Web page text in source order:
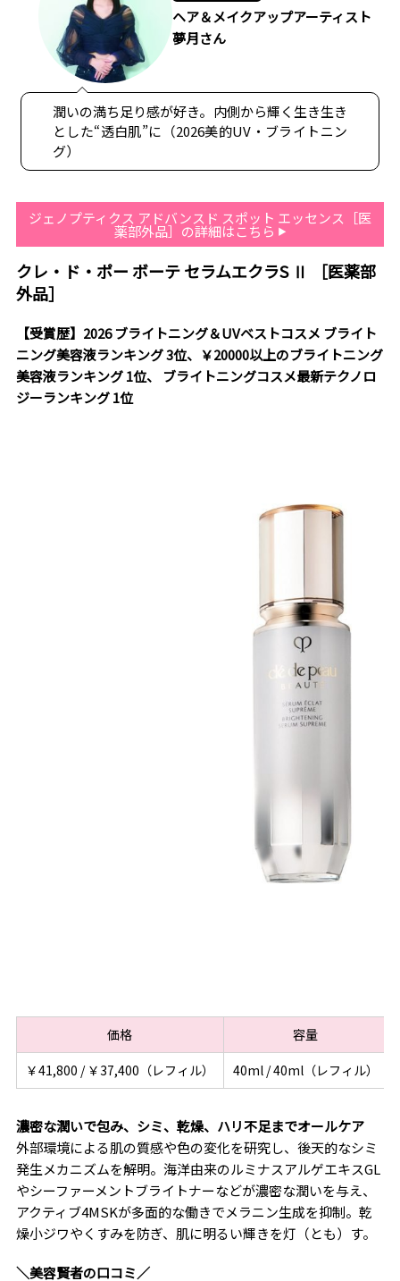
ヘア＆メイクアップアーティスト
夢月さん
潤いの満ち足り感が好き。内側から輝く生き生き
とした“透白肌”に（2026美的UV・ブライトニン
グ）
ジェノプティクス アドバンスド スポット エッセンス［医
薬部外品］の詳細はこちら
クレ・ド・ポー ボーテ セラムエクラS Ⅱ ［医薬部
外品］
【受賞歴】2026 ブライトニング＆UVベストコスメ ブライト
ニング美容液ランキング 3位、￥20000以上のブライトニング
美容液ランキング 1位、 ブライトニングコスメ最新テクノロ
ジーランキング 1位
価格
容量
￥41,800 / ￥37,400（レフィル）
40ml / 40ml（レフィル）
濃密な潤いで包み、シミ、乾燥、ハリ不足までオールケア
外部環境による肌の質感や色の変化を研究し、後天的なシミ
発生メカニズムを解明。海洋由来のルミナスアルゲエキスGL
やシーファーメントブライトナーなどが濃密な潤いを与え、
アクティブ4MSKが多面的な働きでメラニン生成を抑制。乾
燥小ジワやくすみを防ぎ、肌に明るい輝きを灯（とも）す。
＼美容賢者の口コミ／